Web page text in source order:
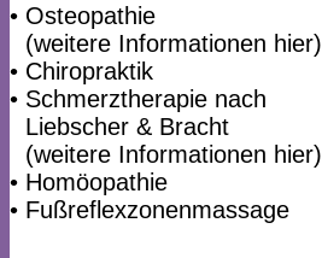
• Osteopathie
(weitere Informationen hier)
• Chiropraktik
• Schmerztherapie nach
Liebscher & Bracht
(weitere Informationen hier)
• Homöopathie
• Fußreflexzonenmassage